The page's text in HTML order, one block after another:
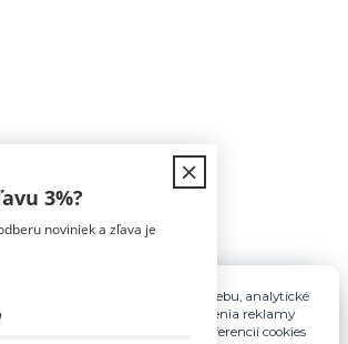
Tomáš Hula
spríjemnenie používania webu, analytické
udelenia súhlasu aj na účely cielenia reklamy
cookies. Nastavenie vlastných preferencií cookies
3%?
noviniek a zľava je